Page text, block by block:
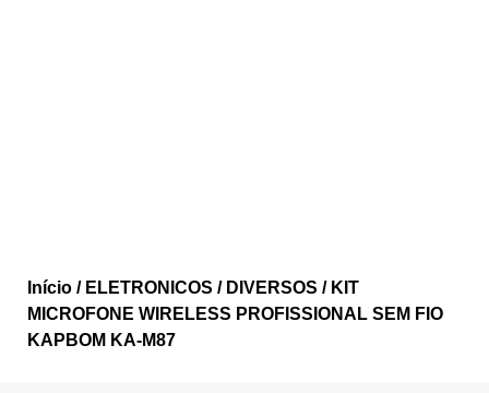
Início / ELETRONICOS / DIVERSOS / KIT
MICROFONE WIRELESS PROFISSIONAL SEM FIO
KAPBOM KA-M87